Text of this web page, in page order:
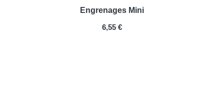
Engrenages Mini
PRIX
6,55 €